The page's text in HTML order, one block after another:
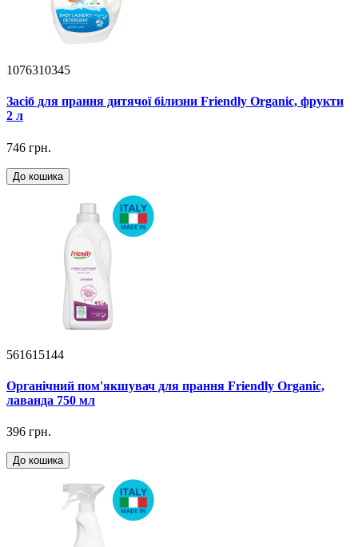
1076310345
Засіб для прання дитячої білизни Friendly Organic, фрукти
2 л
746 грн.
До кошика
561615144
Органічний пом'якшувач для прання Friendly Organic,
лаванда 750 мл
396 грн.
До кошика